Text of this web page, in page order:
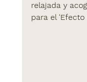
relajada y
para el 'Efecto